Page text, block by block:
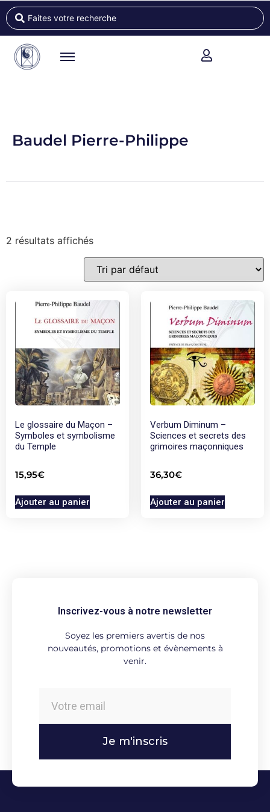
Baudel Pierre-Philippe
2 résultats affichés
Le glossaire du Maçon –
Symboles et symbolisme
du Temple
15,95€
Ajouter au panier
Verbum Diminum –
Sciences et secrets des
grimoires maçonniques
36,30€
Ajouter au panier
Inscrivez-vous à notre newsletter
Soyez les premiers avertis de nos
nouveautés, promotions et évènements à
venir.
Je m'inscris